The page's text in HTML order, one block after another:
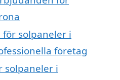
solpaneler i
företag
solpaneler i